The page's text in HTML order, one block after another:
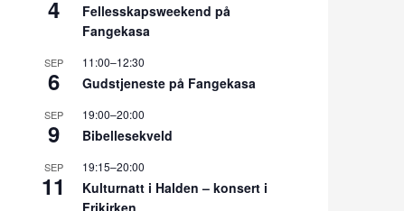
4
Fellesskapsweekend på
Fangekasa
SEP
6
11:00–12:30
Gudstjeneste på Fangekasa
SEP
9
19:00–20:00
Bibellesekveld
SEP
11
19:15–20:00
Kulturnatt i Halden – konsert i
Frikirken